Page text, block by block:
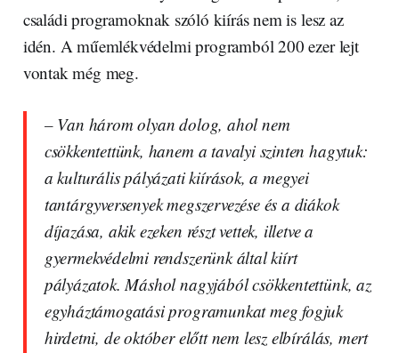
családi programoknak szóló kiírás nem is lesz az
idén. A műemlékvédelmi programból 200 ezer lejt
vontak még meg.
– Van három olyan dolog, ahol nem
csökkentettünk, hanem a tavalyi szinten hagytuk:
a kulturális pályázati kiírások, a megyei
tantárgyversenyek megszervezése és a diákok
díjazása, akik ezeken részt vettek, illetve a
gyermekvédelmi rendszerünk által kiírt
pályázatok. Máshol nagyjából csökkentettünk, az
egyháztámogatási programunkat meg fogjuk
hirdetni, de október előtt nem lesz elbírálás, mert